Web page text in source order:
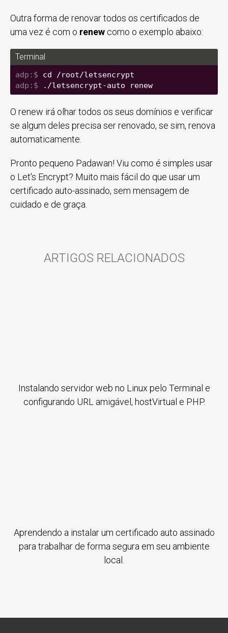
Outra forma de renovar todos os certificados de
uma vez é com o renew como o exemplo abaixo:
Terminal
cd /root/letsencrypt
./letsencrypt-auto renew
O renew irá olhar todos os seus domínios e verificar
se algum deles precisa ser renovado, se sim, renova
automaticamente.
Pronto pequeno Padawan! Viu como é simples usar
o Let's Encrypt? Muito mais fácil do que usar um
certificado auto-assinado, sem mensagem de
cuidado e de graça.
ARTIGOS RELACIONADOS
Instalando servidor web no Linux pelo Terminal e
configurando URL amigável, hostVirtual e PHP.
Aprendendo a instalar um certificado auto assinado
para trabalhar de forma segura em seu ambiente
local.